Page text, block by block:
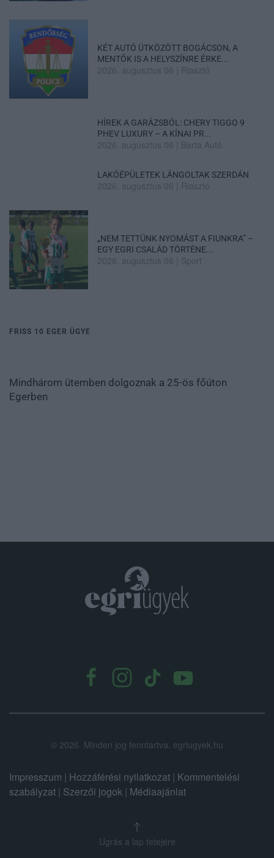
KÉT AUTÓ ÜTKÖZÖTT BOGÁCSON, A
MENTŐK IS A HELYSZÍNRE ÉRKE...
2026. augusztus 06 Riasztó
HÍREK A GARÁZSBÓL: CHERY TIGGO 9
PHEV LUXURY – A KÍNAI PR...
2026. augusztus 06 Barta Autó
LAKÓÉPÜLETEK LÁNGOLTAK SZERDÁN
2026. augusztus 06 Riasztó
„NEM TETTÜNK NYOMÁST A FIUNKRA” –
EGY EGRI CSALÁD TÖRTÉNE...
2026. augusztus 06 Sport
FRISS 10 EGER ÜGYE
Mindhárom ütemben dolgoznak a 25-ös főúton
Egerben
© 2026. Minden jog fenntartva. egriugyek.hu
Impresszum | Hozzáférési nyilatkozat | Kommentelési
szabályzat | Szerzői jogok | Médiaajánlat
Ugrás a lap tetejére